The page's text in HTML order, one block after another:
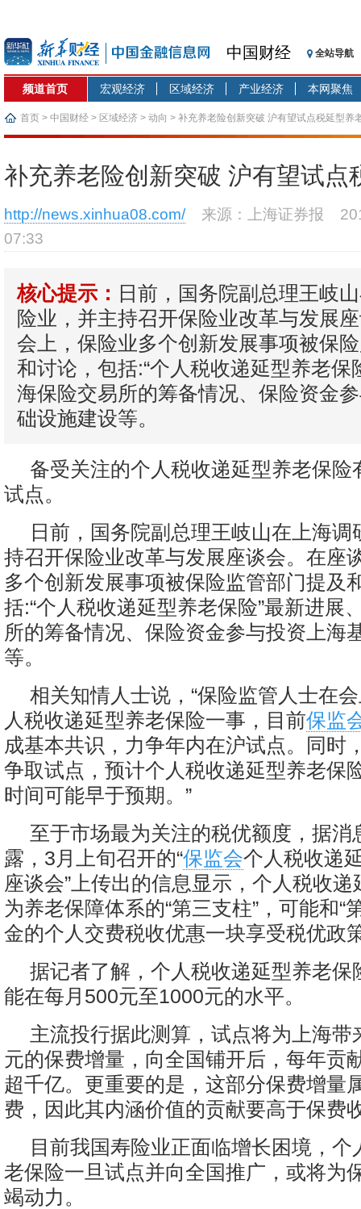
中国财经 全站导航
频道首页 宏观经济 区域经济 产业经济 本网聚焦
首页 > 中国财经 > 区域经济 > 动向 > 补充养老险创新突破 沪有望试点税延型养
补充养老险创新突破 沪有望试点
http://news.xinhua08.com/ 来源：上海证券报
07:33
核心提示： 日前，国务院副总理王岐
险业，并主持召开保险业改革与发展
会上，保险业多个创新发展事项被保
和讨论，包括:“个人税收递延型养老保
海保险交易所的筹备情况、保险资金
础设施建设等。
备受关注的个人税收递延型养老保险
试点。
日前，国务院副总理王岐山在上海调
持召开保险业改革与发展座谈会。在座
多个创新发展事项被保险监管部门提及
括:“个人税收递延型养老保险”最新进展
所的筹备情况、保险资金参与投资上海
等。
相关知情人士说，“保险监管人士在
人税收递延型养老保险一事，目前保监
成基本共识，力争年内在沪试点。同时
争取试点，预计个人税收递延型养老保
时间可能早于预期。”
至于市场最为关注的税优额度，据消
露，3月上旬召开的“保监会个人税收递
座谈会”上传出的信息显示，个人税收
为养老保障体系的“第三支柱”，可能和“
金的个人交费税收优惠一块享受税优政
据记者了解，个人税收递延型养老保
能在每月500元至1000元的水平。
主流投行据此测算，试点将为上海带
元的保费增量，向全国铺开后，每年贡
超千亿。更重要的是，这部分保费增量
费，因此其内涵价值的贡献要高于保费
目前我国寿险业正面临增长困境，个
老保险一旦试点并向全国推广，或将为
竭动力。